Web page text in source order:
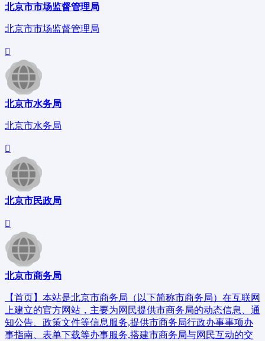
北京市市场监督管理局
北京市市场监督管理局
北京市水务局
北京市水务局
北京市民政局
北京市商务局
【首页】本站是北京市商务局（以下简称市商务局）在互联网
上建立的官方网站，主要为网民提供市商务局的动态信息、通
知公告、政策文件等信息服务,提供市商务局行政办事事项办
事指南、表单下载等办事服务,搭建市商务局与网民互动的交